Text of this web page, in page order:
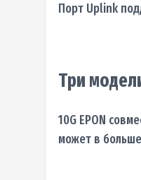
Порт Uplink
Три
10G EPON
может в